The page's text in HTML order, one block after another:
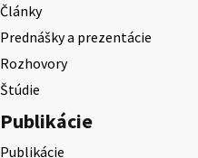
Články
Prednášky a prezentácie
Rozhovory
Štúdie
Publikácie
Publikácie